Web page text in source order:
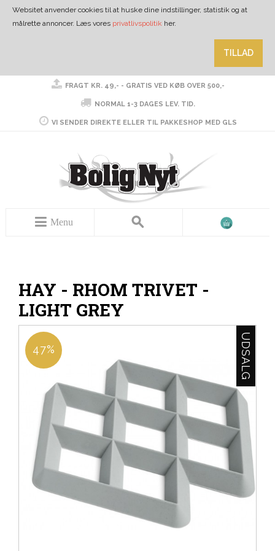
Websitet anvender cookies til at huske dine indstillinger, statistik og at
målrette annoncer. Læs vores privatlivspolitik her.
TILLAD
FRAGT KR. 49,- - GRATIS VED KØB OVER 500,-
NORMAL 1-3 DAGES LEV. TID.
VI SENDER DIREKTE ELLER TIL PAKKESHOP MED GLS
Menu
HAY - RHOM TRIVET -
LIGHT GREY
UDSALG
47%